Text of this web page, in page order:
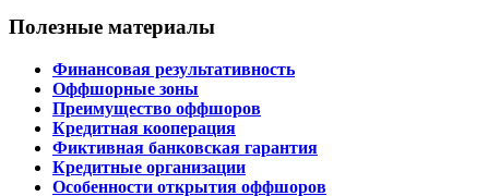
Полезные материалы
Финансовая результативность
Оффшорные зоны
Преимущество оффшоров
Кредитная кооперация
Фиктивная банковская гарантия
Кредитные организации
Особенности открытия оффшоров